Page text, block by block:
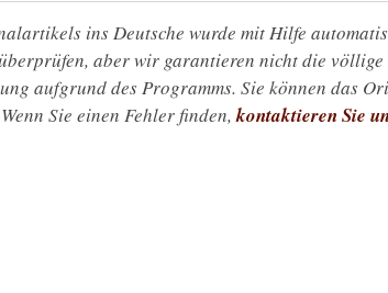
ins Deutsche wurde mit Hilfe
aber wir garantieren nicht die völlige
aufgrund des Programms. Sie können das
Sie einen Fehler finden,kontaktieren Sie